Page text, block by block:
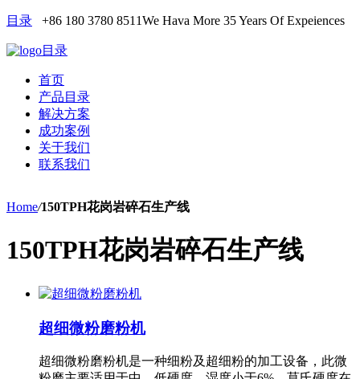
目录 +86 180 3780 8511We Hava More 35 Years Of Expeiences
目录
首页
产品目录
解决方案
成功案例
关于我们
联系我们
Home/150TPH花岗岩碎石生产线
150TPH花岗岩碎石生产线
超细微粉磨粉机
超细微粉磨粉机是一种细粉及超细粉的加工设备，此微